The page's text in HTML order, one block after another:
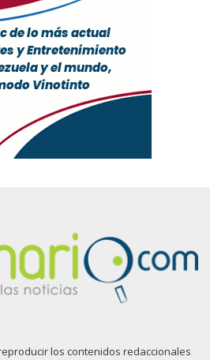
los contenidos redaccionales